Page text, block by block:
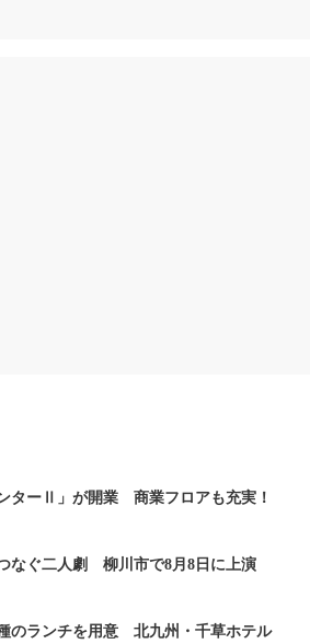
ターⅡ」が開業 商業フロアも充実！
なぐ二人劇 柳川市で8月8日に上演
のランチを用意 北九州・千草ホテル